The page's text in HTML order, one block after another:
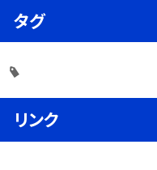
タグ
リンク